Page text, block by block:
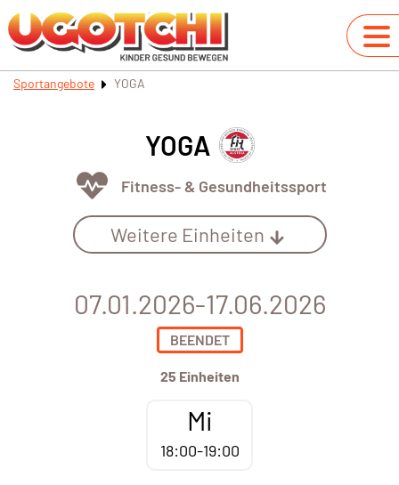
Sportangebote YOGA
YOGA
Fitness- & Gesundheitssport
Weitere Einheiten
07.01.2026-17.06.2026
BEENDET
25 Einheiten
Mi
18:00-19:00